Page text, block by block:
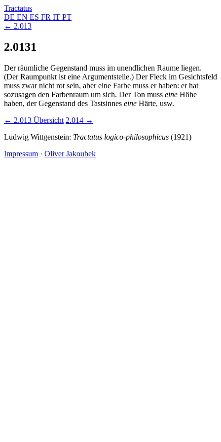
Tractatus
DE EN ES FR IT PT
← 2.013
2.0131
Der räumliche Gegenstand muss im unendlichen Raume liegen.
(Der Raumpunkt ist eine Argumentstelle.) Der Fleck im Gesichtsfeld
muss zwar nicht rot sein, aber eine Farbe muss er haben: er hat
sozusagen den Farbenraum um sich. Der Ton muss eine Höhe
haben, der Gegenstand des Tastsinnes eine Härte, usw.
← 2.013 Übersicht 2.014 →
Ludwig Wittgenstein: Tractatus logico-philosophicus (1921)
Impressum · Oliver Jakoubek